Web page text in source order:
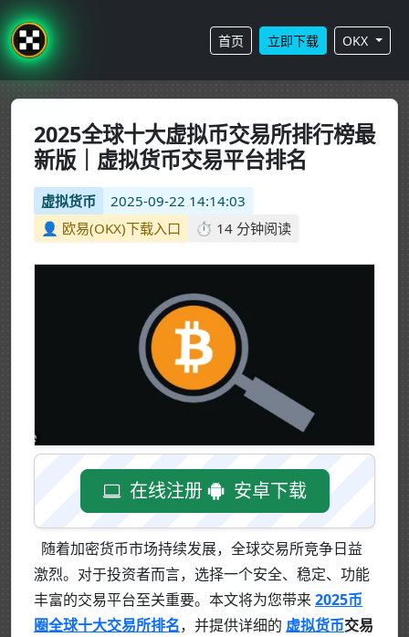
首页 立即下载 OKX
2025全球十大虚拟币交易所排行榜最
新版｜虚拟货币交易平台排名
虚拟货币
2025-09-22 14:14:03
👤 欧易(OKX)下载入口
⏱️ 14 分钟阅读
在线注册 安卓下载
随着加密货币市场持续发展，全球交易所竞争日益
激烈。对于投资者而言，选择一个安全、稳定、功能
丰富的交易平台至关重要。本文将为您带来2025币
圈全球十大交易所排名，并提供详细的 虚拟货币交易